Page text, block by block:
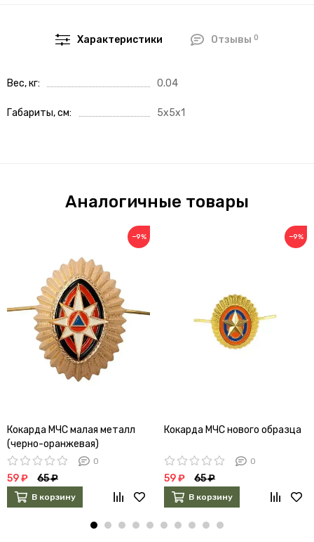
Характеристики Отзывы 0
Вес, кг 0.04
Габариты, см 5x5x1
Аналогичные товары
−9%
Кокарда МЧС малая металл
(черно-оранжевая)
0
59 ₽ 65 ₽
В корзину
−9%
Кокарда МЧС нового образца
0
59 ₽ 65 ₽
В корзину